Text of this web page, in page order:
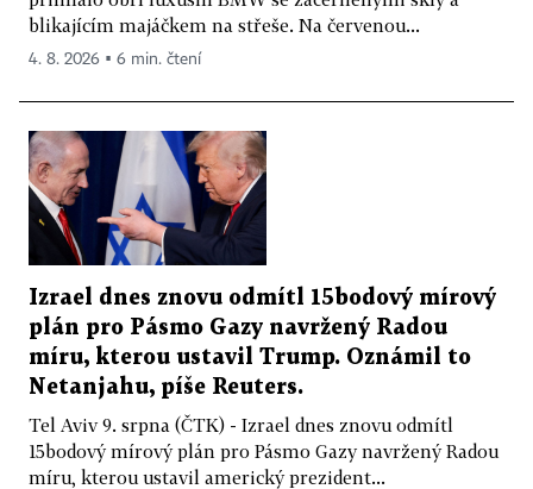
blikajícím majáčkem na střeše. Na červenou...
4. 8. 2026 ▪ 6 min. čtení
Izrael dnes znovu odmítl 15bodový mírový
plán pro Pásmo Gazy navržený Radou
míru, kterou ustavil Trump. Oznámil to
Netanjahu, píše Reuters.
Tel Aviv 9. srpna (ČTK) - Izrael dnes znovu odmítl
15bodový mírový plán pro Pásmo Gazy navržený Radou
míru, kterou ustavil americký prezident...